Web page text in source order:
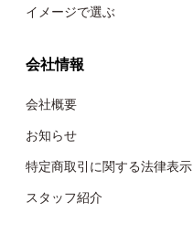
イメージで選ぶ
会社情報
会社概要
お知らせ
特定商取引に関する法律表示
スタッフ紹介